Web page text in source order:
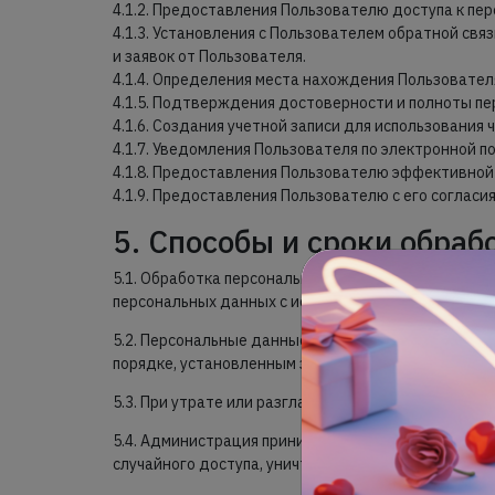
4.1.2. Предоставления Пользователю доступа к
4.1.3. Установления с Пользователем обратной
и заявок от Пользователя.
4.1.4. Определения места нахождения
4.1.5. Подтверждения достоверности и полноты
4.1.6. Создания учетной записи для
4.1.7. Уведомления Пользователя по электронной
4.1.8. Предоставления Пользователю
4.1.9. Предоставления Пользователю с его
5. Способы и сроки
5.1. Обработка персональных данных
персональных данных с использованием средств
5.2. Персональные данные Пользователя могут
порядке, установленным законодательством
5.3. При утрате или разглашении персональных
5.4. Администрация принимает необходимые
случайного доступа, уничтожения, изменения,